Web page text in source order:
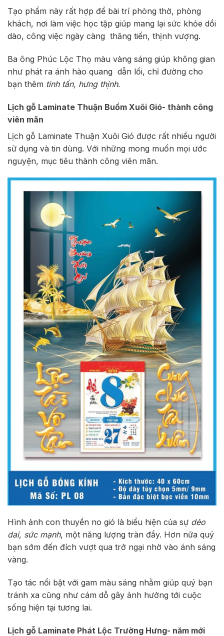
Tạo phẩm này rất hợp để bài trí phòng thờ, phòng
khách, nơi làm việc học tập giúp mang lại sức khỏe dồi
dào, công việc ngày càng thăng tiến, thịnh vượng.
Ba ông Phúc Lộc Thọ màu vàng sáng giúp không gian
như phát ra ánh hào quang dẫn lối, chỉ đường cho
bạn thêm tinh tấn, hưng thịnh.
Lịch gỗ Laminate Thuận Buồm Xuôi Gió- thành công
viên mãn
Lịch gỗ Laminate Thuận Xuôi Gió được rất nhiều người
sử dụng và tin dùng. Với những mong muốn mọi ước
nguyện, mục tiêu thành công viên mãn.
Hình ảnh con thuyền no gió là biểu hiện của sự dẻo
dai, sức mạnh, một năng lượng tràn đầy. Hơn nữa quý
bạn sớm đến đích vượt qua trở ngại nhờ vào ánh sáng
vàng.
Tạo tác nổi bật với gam màu sáng nhằm giúp quý bạn
tránh xa cũng như cám dỗ gây ảnh hưởng tới cuộc
sống hiện tại tương lai.
Lịch gỗ Laminate Phát Lộc Trường Hưng- năm mới